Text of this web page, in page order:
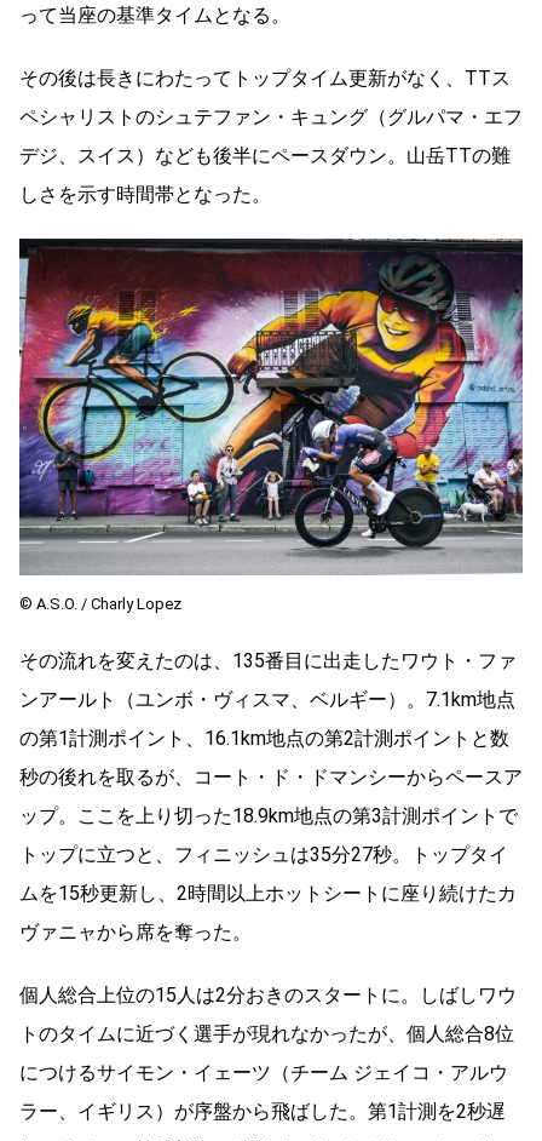
って当座の基準タイムとなる。
その後は長きにわたってトップタイム更新がなく、TTス
ペシャリストのシュテファン・キュング（グルパマ・エフ
デジ、スイス）なども後半にペースダウン。山岳TTの難
しさを示す時間帯となった。
© A.S.O. / Charly Lopez
その流れを変えたのは、135番目に出走したワウト・ファ
ンアールト（ユンボ・ヴィスマ、ベルギー）。7.1km地点
の第1計測ポイント、16.1km地点の第2計測ポイントと数
秒の後れを取るが、コート・ド・ドマンシーからペースア
ップ。ここを上り切った18.9km地点の第3計測ポイントで
トップに立つと、フィニッシュは35分27秒。トップタイ
ムを15秒更新し、2時間以上ホットシートに座り続けたカ
ヴァニャから席を奪った。
個人総合上位の15人は2分おきのスタートに。しばしワウ
トのタイムに近づく選手が現れなかったが、個人総合8位
につけるサイモン・イェーツ（チーム ジェイコ・アルウ
ラー、イギリス）が序盤から飛ばした。第1計測を2秒遅